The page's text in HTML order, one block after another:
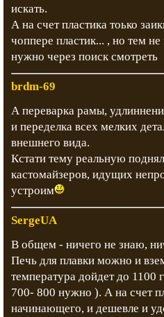
искать.
А на счет пластика тоько
чоппере пластик... , но тем
нужно через поиск смотреть
brdm-69
А переварка рамы,
и переделка всех мелких
внешнего вида.
Кстати тему реальную
кастомайзеров, идущих
устроим
SergeUA
В общем - ничего не знаю,
Печь для плавки можно и
температура дойдет до
700- 800 нужно ). А на счет
начинающего, и дешевле и